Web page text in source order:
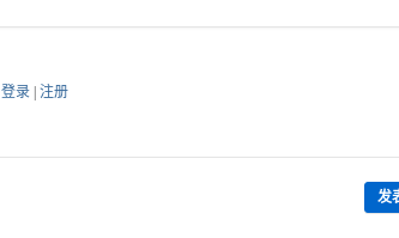
登录 注册
发